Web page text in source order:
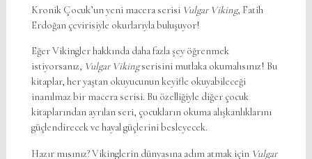
Kronik Çocuk’un yeni macera serisi Vulgar Viking, Fatih
Erdoğan çevirisiyle okurlarıyla buluşuyor!
Eğer Vikingler hakkında daha fazla şey öğrenmek
istiyorsanız, Vulgar Vikingserisini mutlaka okumalısınız! Bu
kitaplar, her yaştan okuyucunun keyifle okuyabileceği
inanılmaz bir macera serisi. Bu özelliğiyle diğer çocuk
kitaplarından ayrılan seri, çocukların okuma alışkanlıklarını
güçlendirecek ve hayal güçlerini besleyecek.
Hazır mısınız? Vikinglerin dünyasına adım atmak için Vulgar